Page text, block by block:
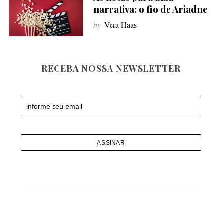
o
r
narrativa: o fio de Ariadne
by Vera Haas
RECEBA NOSSA NEWSLETTER